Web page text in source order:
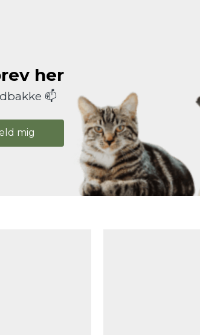
her
📫
mig